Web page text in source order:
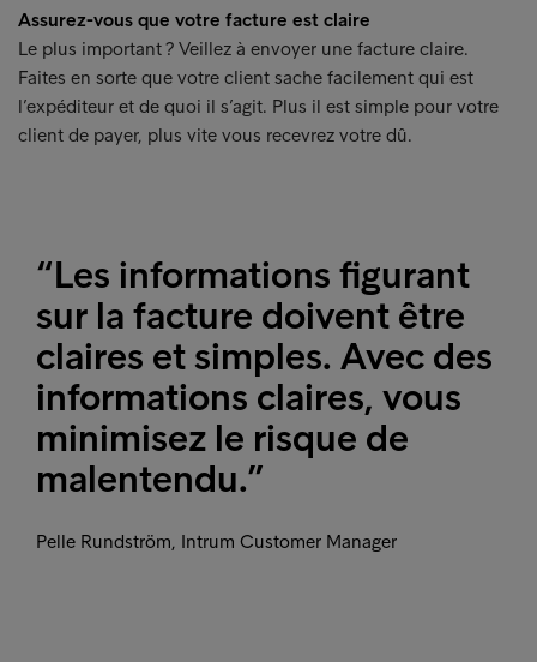
Assurez-vous que votre facture est claire
Le plus important ? Veillez à envoyer une facture claire.
Faites en sorte que votre client sache facilement qui est
l’expéditeur et de quoi il s’agit. Plus il est simple pour votre
client de payer, plus vite vous recevrez votre dû.
“Les informations figurant
sur la facture doivent être
claires et simples. Avec des
informations claires, vous
minimisez le risque de
malentendu.”
Pelle Rundström, Intrum Customer Manager